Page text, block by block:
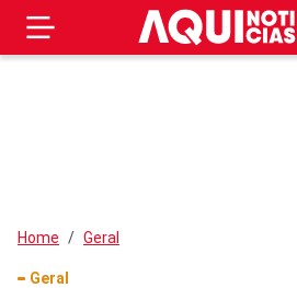
Home Geral
Geral